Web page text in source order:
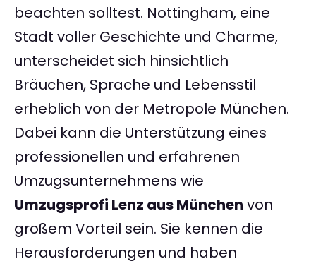
beachten solltest. Nottingham, eine
Stadt voller Geschichte und Charme,
unterscheidet sich hinsichtlich
Bräuchen, Sprache und Lebensstil
erheblich von der Metropole München.
Dabei kann die Unterstützung eines
professionellen und erfahrenen
Umzugsunternehmens wie
Umzugsprofi Lenz aus München von
großem Vorteil sein. Sie kennen die
Herausforderungen und haben